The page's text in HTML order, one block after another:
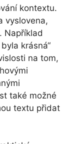
kontextu.
vyslovena,
Například
krásná“
na tom,
také možné
textu přidat